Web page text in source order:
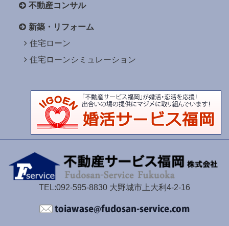
不動産コンサル
新築・リフォーム
住宅ローン
住宅ローンシミュレーション
TEL:092-595-8830 大野城市上大利4-2-16